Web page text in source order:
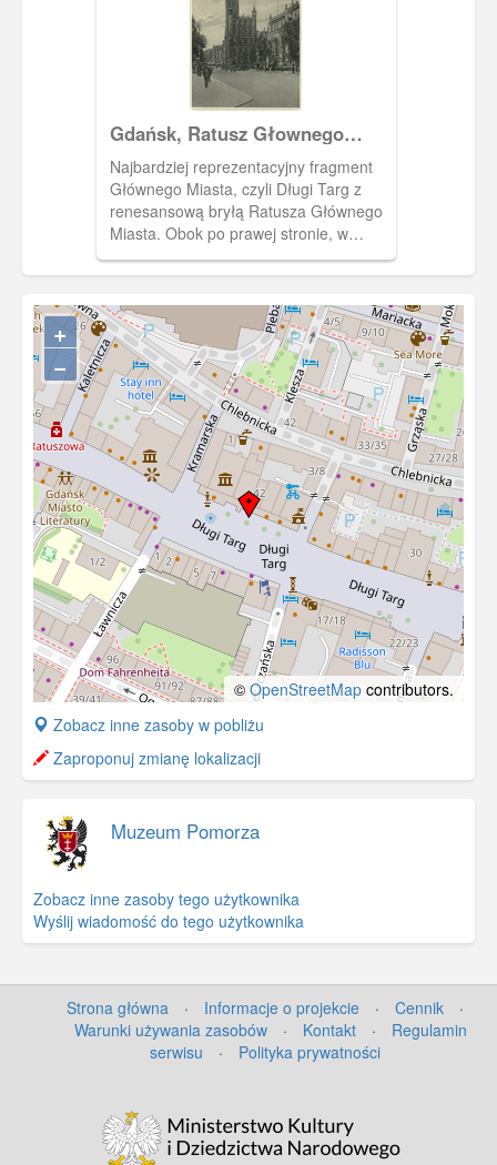
Gdańsk, Ratusz Głownego
Miasta, Danzig Rathaus
Najbardziej reprezentacyjny fragment
Głównego Miasta, czyli Długi Targ z
renesansową bryłą Ratusza Głównego
Miasta. Obok po prawej stronie, w
pierzei północnej Długiego Targu -
Dwór Artusa.
+
−
© OpenStreetMap contributors.
+
−
Zobacz inne zasoby w pobliżu
Zaproponuj zmianę lokalizacji
Muzeum Pomorza
Zobacz inne zasoby tego użytkownika
Wyślij wiadomość do tego użytkownika
Strona główna · Informacje o projekcie · Cennik
·
Warunki używania zasobów
· Kontakt ·
Regulamin
serwisu
· Polityka prywatności